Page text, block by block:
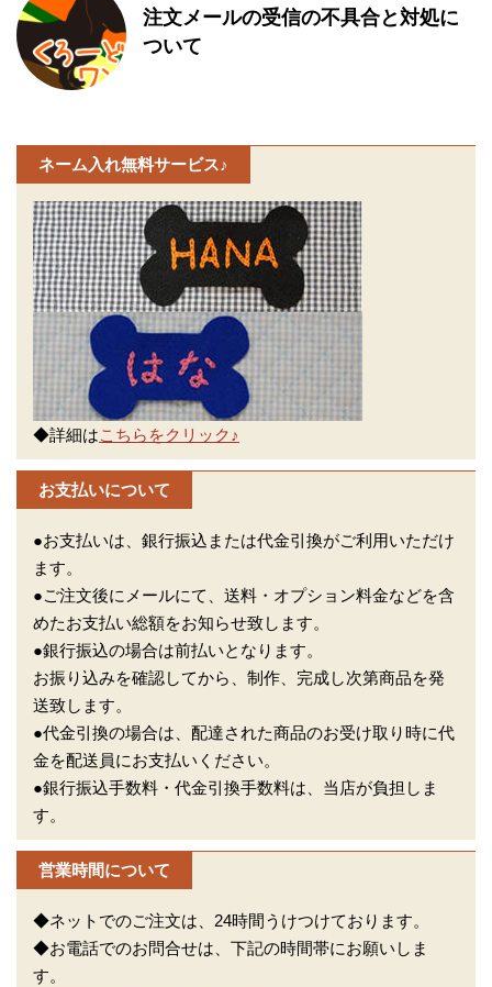
注文メールの受信の不具合と対処に
ついて
ネーム入れ無料サービス♪
◆詳細はこちらをクリック♪
お支払いについて
●お支払いは、銀行振込または代金引換がご利用いただけ
ます。
●ご注文後にメールにて、送料・オプション料金などを含
めたお支払い総額をお知らせ致します。
●銀行振込の場合は前払いとなります。
お振り込みを確認してから、制作、完成し次第商品を発
送致します。
●代金引換の場合は、配達された商品のお受け取り時に代
金を配送員にお支払いください。
●銀行振込手数料・代金引換手数料は、当店が負担しま
す。
営業時間について
◆ネットでのご注文は、24時間うけつけております。
◆お電話でのお問合せは、下記の時間帯にお願いしま
す。